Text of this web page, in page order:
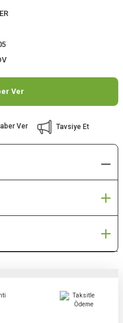
Ver
Ver Tavsiye Et